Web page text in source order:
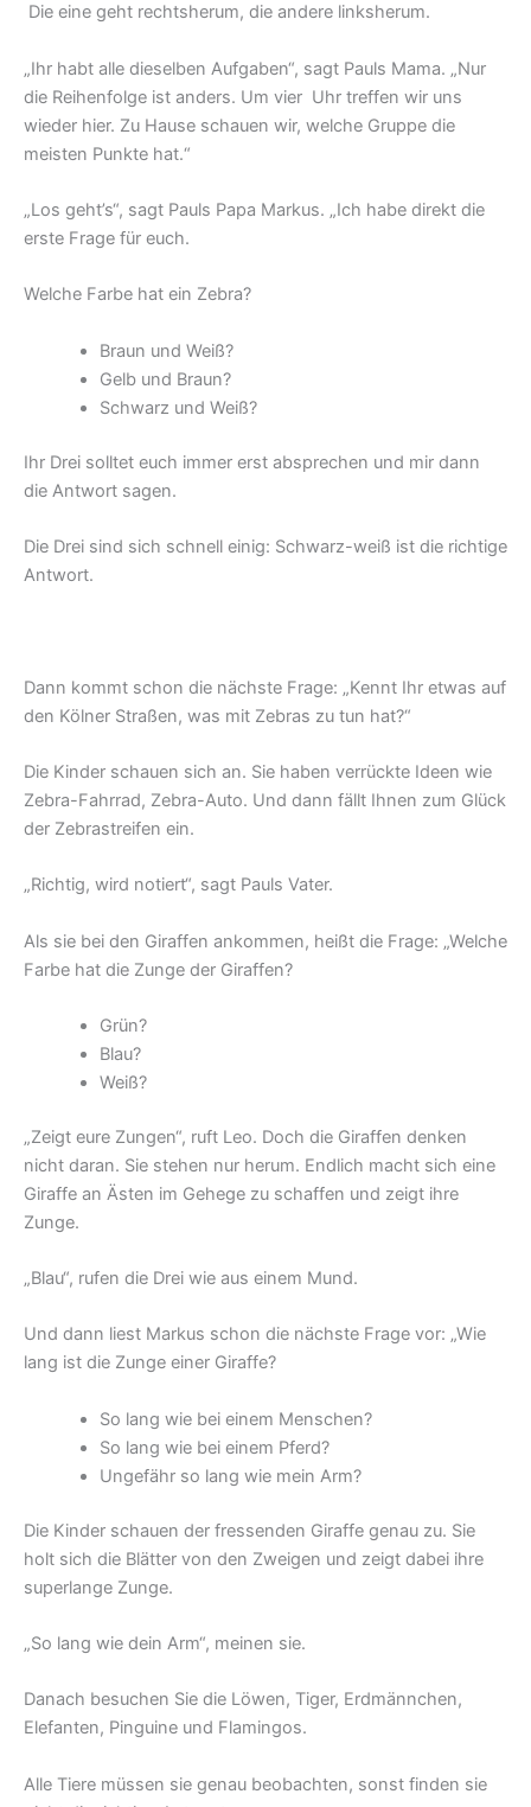
Die eine geht rechtsherum, die andere linksherum.
„Ihr habt alle dieselben Aufgaben“, sagt Pauls Mama. „Nur
die Reihenfolge ist anders. Um vier Uhr treffen wir uns
wieder hier. Zu Hause schauen wir, welche Gruppe die
meisten Punkte hat.“
„Los geht’s“, sagt Pauls Papa Markus. „Ich habe direkt die
erste Frage für euch.
Welche Farbe hat ein Zebra?
Braun und Weiß?
Gelb und Braun?
Schwarz und Weiß?
Ihr Drei solltet euch immer erst absprechen und mir dann
die Antwort sagen.
Die Drei sind sich schnell einig: Schwarz-weiß ist die richtige
Antwort.
Dann kommt schon die nächste Frage: „Kennt Ihr etwas auf
den Kölner Straßen, was mit Zebras zu tun hat?“
Die Kinder schauen sich an. Sie haben verrückte Ideen wie
Zebra-Fahrrad, Zebra-Auto. Und dann fällt Ihnen zum Glück
der Zebrastreifen ein.
„Richtig, wird notiert“, sagt Pauls Vater.
Als sie bei den Giraffen ankommen, heißt die Frage: „Welche
Farbe hat die Zunge der Giraffen?
Grün?
Blau?
Weiß?
„Zeigt eure Zungen“, ruft Leo. Doch die Giraffen denken
nicht daran. Sie stehen nur herum. Endlich macht sich eine
Giraffe an Ästen im Gehege zu schaffen und zeigt ihre
Zunge.
„Blau“, rufen die Drei wie aus einem Mund.
Und dann liest Markus schon die nächste Frage vor: „Wie
lang ist die Zunge einer Giraffe?
So lang wie bei einem Menschen?
So lang wie bei einem Pferd?
Ungefähr so lang wie mein Arm?
Die Kinder schauen der fressenden Giraffe genau zu. Sie
holt sich die Blätter von den Zweigen und zeigt dabei ihre
superlange Zunge.
„So lang wie dein Arm“, meinen sie.
Danach besuchen Sie die Löwen, Tiger, Erdmännchen,
Elefanten, Pinguine und Flamingos.
Alle Tiere müssen sie genau beobachten, sonst finden sie